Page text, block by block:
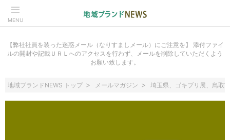
MENU
【弊社社員を装った迷惑メール（なりすましメール）にご注意を】 添付ファイ
ルの開封や記載ＵＲＬへのアクセスを行わず、メールを削除していただくよう
お願い致します。
地域ブランドNEWS トップ メールマガジン 埼玉県、ゴキブリ展、鳥取